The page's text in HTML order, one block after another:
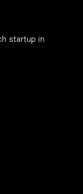
startup in